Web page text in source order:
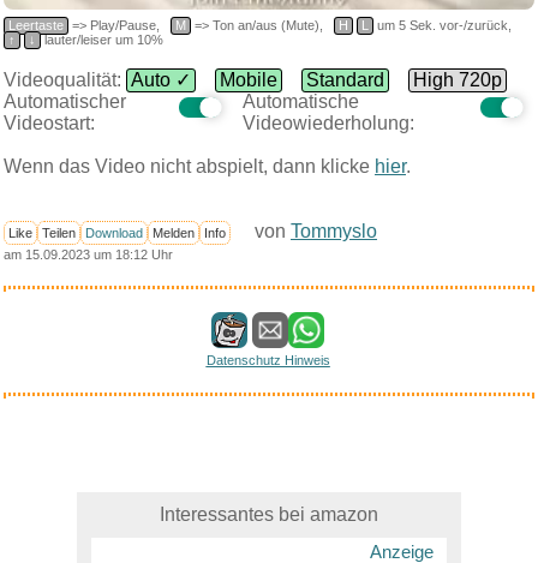
Leertaste => Play/Pause, M => Ton an/aus (Mute), H L
um 5 Sek. vor-/zurück,
↑
↓ lauter/leiser um 10%
Videoqualität: Auto ✓ Mobile Standard
High 720p
Automatischer
Videostart:
Automatische
Videowiederholung:
Wenn das Video nicht abspielt, dann klicke hier.
Like Teilen Download Melden Info von Tommyslo
am 15.09.2023 um 18:12 Uhr
Datenschutz Hinweis
Interessantes bei amazon
Anzeige